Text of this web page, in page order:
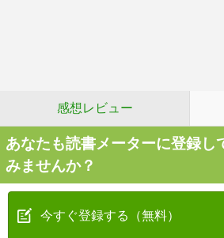
感想レビュー
あなたも読書メーターに登録し
みませんか？
今すぐ登録する（無料）